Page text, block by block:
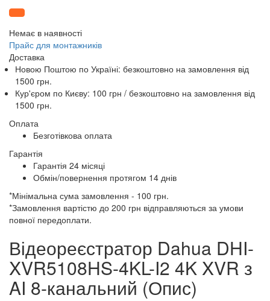
Немає в наявності
Прайс для монтажників
Доставка
Новою Поштою по Україні: безкоштовно на замовлення від
1500 грн.
Кур'єром по Києву: 100 грн / безкоштовно на замовлення від
1500 грн.
Оплата
Безготівкова оплата
Гарантія
Гарантія 24 місяці
Обмін/повернення протягом 14 днів
*Мінімальна сума замовлення - 100 грн.
*Замовлення вартістю до 200 грн відправляються за умови
повної передоплати.
Відеореєстратор Dahua DHI-
XVR5108HS-4KL-I2 4K XVR з
AI 8-канальний (Опис)